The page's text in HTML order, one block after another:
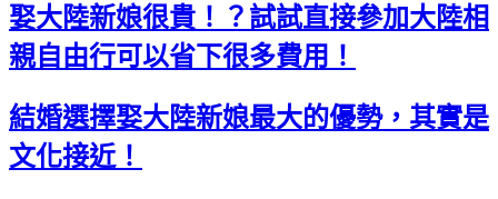
娶大陸新娘很貴！？試試直接參加大陸相
親自由行可以省下很多費用！
結婚選擇娶大陸新娘最大的優勢，其實是
文化接近！